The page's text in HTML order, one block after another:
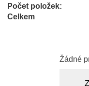
Košík
Žádné
Počet položek:
Celkem